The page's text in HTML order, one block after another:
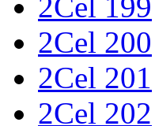
2Cel 200
2Cel 201
2Cel 202